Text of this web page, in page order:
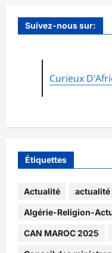
Suivez-nous sur:
Curieux
Étiquettes
Actualité
Algérie-Religion-
CAN MAROC 2025